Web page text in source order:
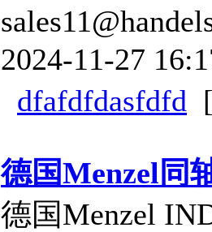
2024-11-27
dfafdfdasfdfd
德国Menzel同
德国Menzel